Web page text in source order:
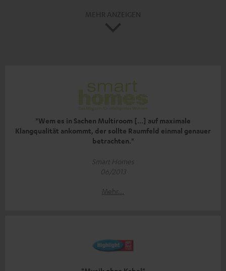
"Wem es in Sachen Multiroom [...] auf maximale
Klangqualität ankommt‚ der sollte Raumfeld einmal genauer
betrachten."
Smart Homes
06/2013
Mehr...